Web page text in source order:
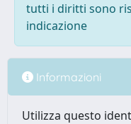
tutti i diritti sono
indicazione
Informazioni
Utilizza questo